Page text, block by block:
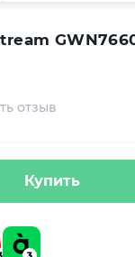
отзыв
Купить